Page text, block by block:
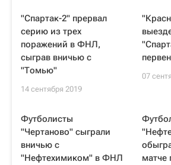
"Спартак-2" прервал
серию из трех
поражений в ФНЛ,
сыграв вничью с
"Томью"
14 сентября 2019
07
Футболисты
"Чертаново" сыграли
вничью с
"Нефтехимиком" в ФНЛ
матче